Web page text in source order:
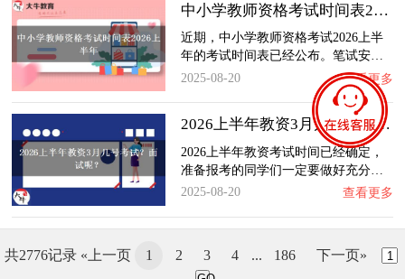
中小学教师资格考试时间表2026上半年
近期，中小学教师资格考试2026上半
年的考试时间表已经公布。笔试安…
2025-08-20
查看更多
2026上半年教资3月几号考试？面试呢？
2026上半年教资考试时间已经确定，
准备报考的同学们一定要做好充分…
2025-08-20
查看更多
共2776记录 «上一页 1 2 3 4 ... 186 下一页»